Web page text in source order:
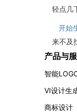
轻点几
开始
来不及
产品与
智能
VI设计生
商标设计